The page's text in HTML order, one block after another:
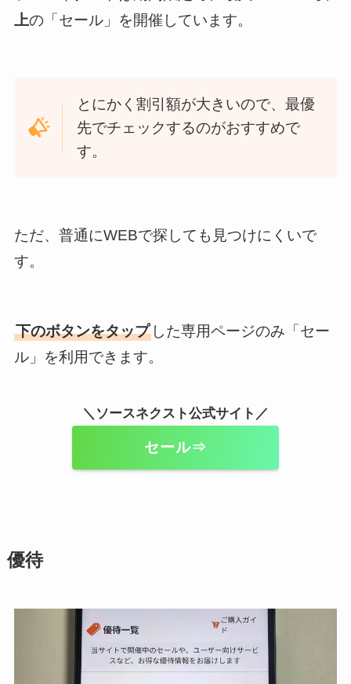
上の「セール」を開催しています。
とにかく割引額が大きいので、最優
先でチェックするのがおすすめで
す。
ただ、普通にWEBで探しても見つけにくいで
す。
下のボタンをタップした専用ページのみ「セー
ル」を利用できます。
＼ソースネクスト公式サイト／
セール⇒
優待